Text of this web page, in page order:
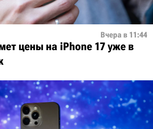
Вчера в 11:44
цены на iPhone 17 уже в